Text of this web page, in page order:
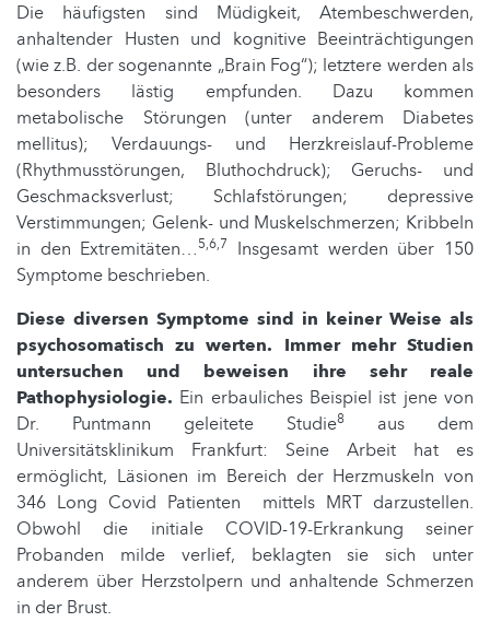
Die häufigsten sind Müdigkeit, Atembeschwerden,
anhaltender Husten und kognitive Beeinträchtigungen
(wie z.B. der sogenannte „Brain Fog“); letztere werden als
besonders lästig empfunden. Dazu kommen
metabolische Störungen (unter anderem Diabetes
mellitus); Verdauungs- und Herzkreislauf-Probleme
(Rhythmusstörungen, Bluthochdruck); Geruchs- und
Geschmacksverlust; Schlafstörungen; depressive
Verstimmungen; Gelenk- und Muskelschmerzen; Kribbeln
in den Extremitäten…5,6,7
Insgesamt werden über 150
Symptome beschrieben.
Diese diversen Symptome sind in keiner Weise als
psychosomatisch zu werten. Immer mehr Studien
untersuchen und beweisen ihre sehr reale
Pathophysiologie. Ein erbauliches Beispiel ist jene von
Dr. Puntmann geleitete Studie8
aus dem
Universitätsklinikum Frankfurt: Seine Arbeit hat es
ermöglicht, Läsionen im Bereich der Herzmuskeln von
346 Long Covid Patienten mittels MRT darzustellen.
Obwohl die initiale COVID-19-Erkrankung seiner
Probanden milde verlief, beklagten sie sich unter
anderem über Herzstolpern und anhaltende Schmerzen
in der Brust.